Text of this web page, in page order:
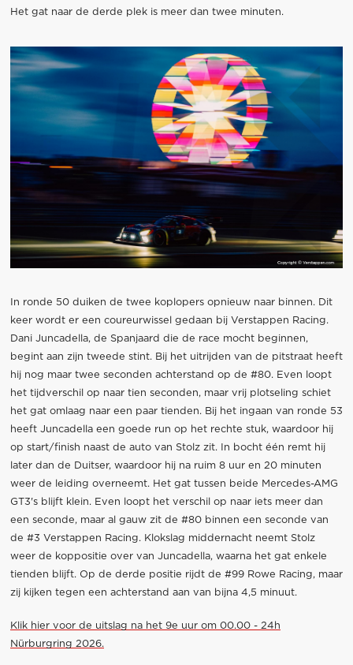
Het gat naar de derde plek is meer dan twee minuten.
In ronde 50 duiken de twee koplopers opnieuw naar binnen. Dit
keer wordt er een coureurwissel gedaan bij Verstappen Racing.
Dani Juncadella, de Spanjaard die de race mocht beginnen,
begint aan zijn tweede stint. Bij het uitrijden van de pitstraat heeft
hij nog maar twee seconden achterstand op de #80. Even loopt
het tijdverschil op naar tien seconden, maar vrij plotseling schiet
het gat omlaag naar een paar tienden. Bij het ingaan van ronde 53
heeft Juncadella een goede run op het rechte stuk, waardoor hij
op start/finish naast de auto van Stolz zit. In bocht één remt hij
later dan de Duitser, waardoor hij na ruim 8 uur en 20 minuten
weer de leiding overneemt. Het gat tussen beide Mercedes-AMG
GT3's blijft klein. Even loopt het verschil op naar iets meer dan
een seconde, maar al gauw zit de #80 binnen een seconde van
de #3 Verstappen Racing. Klokslag middernacht neemt Stolz
weer de koppositie over van Juncadella, waarna het gat enkele
tienden blijft. Op de derde positie rijdt de #99 Rowe Racing, maar
zij kijken tegen een achterstand aan van bijna 4,5 minuut.
Klik hier voor de uitslag na het 9e uur om 00.00 - 24h
Nürburgring 2026.